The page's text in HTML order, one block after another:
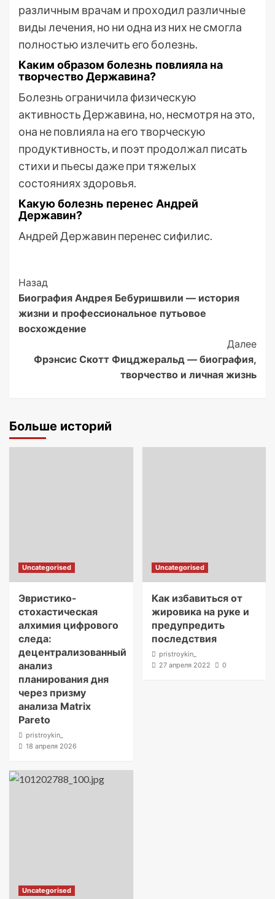
различным врачам и проходил различные
виды лечения, но ни одна из них не смогла
полностью излечить его болезнь.
Каким образом болезнь повлияла на
творчество Державина?
Болезнь ограничила физическую
активность Державина, но, несмотря на это,
она не повлияла на его творческую
продуктивность, и поэт продолжал писать
стихи и пьесы даже при тяжелых
состояниях здоровья.
Какую болезнь перенес Андрей
Державин?
Андрей Державин перенес сифилис.
Post
Navigation
Назад
Биография Андрея Бебуришвили — история
жизни и профессиональное путьовое
восхождение
Далее
Фрэнсис Скотт Фицджеральд — биография,
творчество и личная жизнь
Больше историй
Uncategorised
Эвристико-
стохастическая
алхимия цифрового
следа:
децентрализованный
анализ
планирования дня
через призму
анализа Matrix
Pareto
pristroykin_
18 апреля 2026
Uncategorised
Как избавиться от
жировика на руке и
предупредить
последствия
pristroykin_
27 апреля 2022
0
Uncategorised